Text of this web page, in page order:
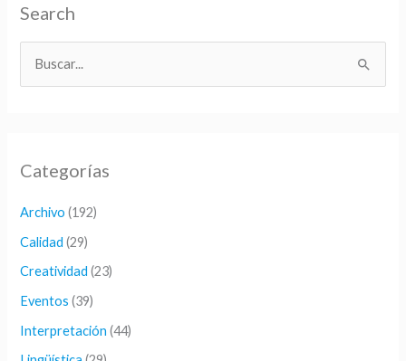
Search
a
o
r
:
Categorías
Archivo (192)
Calidad (29)
Creatividad (23)
Eventos (39)
Interpretación (44)